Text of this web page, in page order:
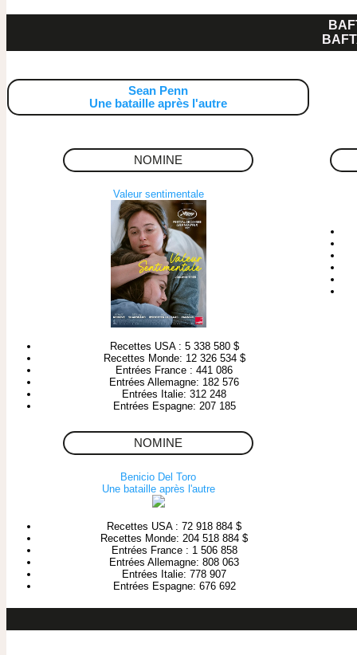
Sean Penn
Une bataille après l'autre
NOMINE
Valeur sentimentale
Recettes USA : 5 338 580 $
Recettes Monde: 12 326 534 $
Entrées France : 441 086
Entrées Allemagne: 182 576
Entrées Italie: 312 248
Entrées Espagne: 207 185
NOMINE
Benicio Del Toro
Une bataille après l'autre
Recettes USA : 72 918 884 $
Recettes Monde: 204 518 884 $
Entrées France : 1 506 858
Entrées Allemagne: 808 063
Entrées Italie: 778 907
Entrées Espagne: 676 692